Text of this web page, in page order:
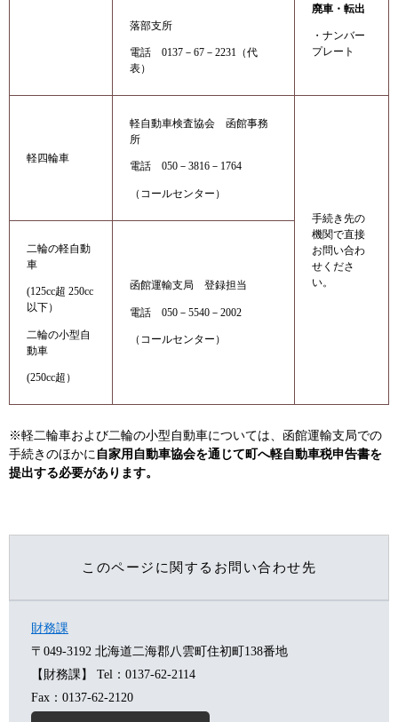
落部支所
電話 0137－67－2231（代
表）
廃車・転出
・ナンバー
プレート
軽四輪車
軽自動車検査協会 函館事務
所
電話 050－3816－1764
（コールセンター）
手続き先の
機関で直接
お問い合わ
せくださ
い。
二輪の軽自動
車
(125cc超 250cc
以下）
二輪の小型自
動車
(250cc超）
函館運輸支局 登録担当
電話 050－5540－2002
（コールセンター）
※軽二輪車および二輪の小型自動車については、函館運輸支局での
手続きのほかに 自家用自動車協会を通じて町へ軽自動車税申告書を
提出する必要があります。
このページに関するお問い合わせ先
財務課
〒049-3192 北海道二海郡八雲町住初町138番地
【財務課】
Tel：0137-62-2114
Fax：0137-62-2120